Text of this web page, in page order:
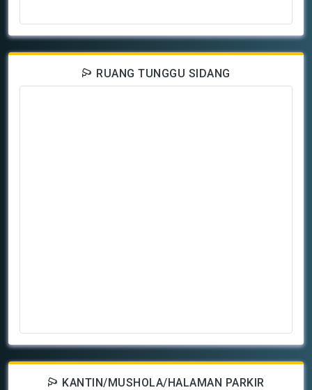
RUANG TUNGGU SIDANG
KANTIN/MUSHOLA/HALAMAN PARKIR